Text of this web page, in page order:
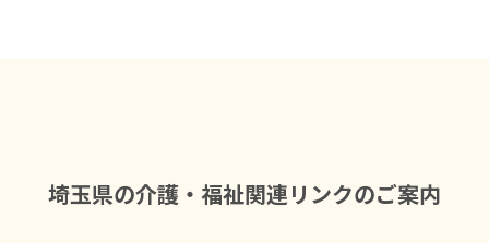
埼玉県の介護・福祉関連リンクのご案内